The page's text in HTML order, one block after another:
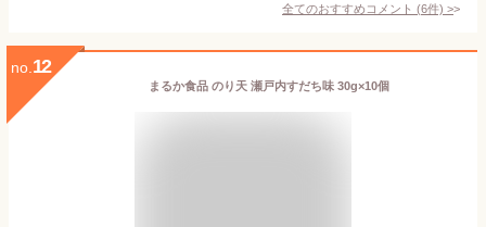
全てのおすすめコメント (6件) >
no. 12
まるか食品 のり天 瀬戸内すだち味 30g×10個